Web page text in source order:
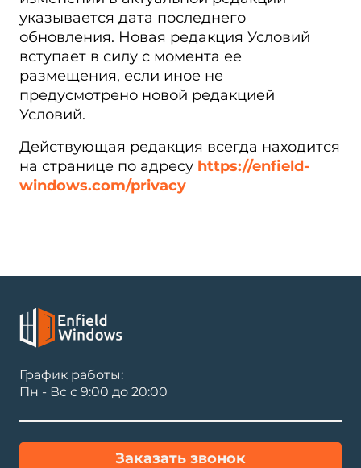
указывается дата последнего
обновления. Новая редакция Условий
вступает в силу с момента ее
размещения, если иное не
предусмотрено новой редакцией
Условий.
Действующая редакция всегда находится
на странице по адресу https://enfield-
windows.com/privacy
График работы:
Пн - Вс с 9:00 до 20:00
Заказать звонок